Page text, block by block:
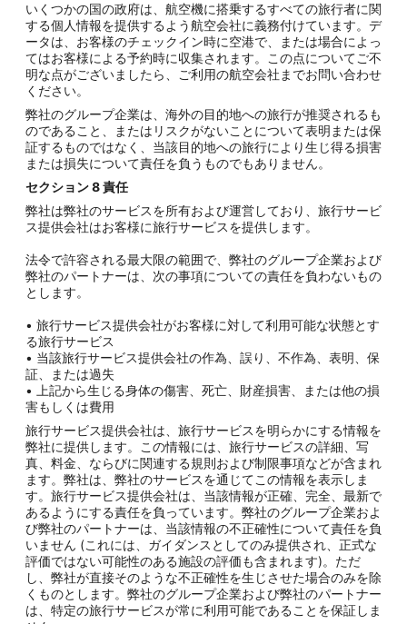
いくつかの国の政府は、航空機に搭乗するすべての旅行者に関
する個人情報を提供するよう航空会社に義務付けています。デ
ータは、お客様のチェックイン時に空港で、または場合によっ
てはお客様による予約時に収集されます。この点についてご不
明な点がございましたら、ご利用の航空会社までお問い合わせ
ください。
弊社のグループ企業は、海外の目的地への旅行が推奨されるも
のであること、またはリスクがないことについて表明または保
証するものではなく、当該目的地への旅行により生じ得る損害
または損失について責任を負うものでもありません。
セクション8責任
弊社は弊社のサービスを所有および運営しており、旅行サービ
ス提供会社はお客様に旅行サービスを提供します。
法令で許容される最大限の範囲で、弊社のグループ企業および
弊社のパートナーは、次の事項についての責任を負わないもの
とします。
• 旅行サービス提供会社がお客様に対して利用可能な状態とす
る旅行サービス
• 当該旅行サービス提供会社の作為、誤り、不作為、表明、保
証、または過失
• 上記から生じる身体の傷害、死亡、財産損害、または他の損
害もしくは費用
旅行サービス提供会社は、旅行サービスを明らかにする情報を
弊社に提供します。この情報には、旅行サービスの詳細、写
真、料金、ならびに関連する規則および制限事項などが含まれ
ます。弊社は、弊社のサービスを通じてこの情報を表示しま
す。旅行サービス提供会社は、当該情報が正確、完全、最新で
あるようにする責任を負っています。弊社のグループ企業およ
び弊社のパートナーは、当該情報の不正確性について責任を負
いません (これには、ガイダンスとしてのみ提供され、正式な
評価ではない可能性のある施設の評価も含まれます)。ただ
し、弊社が直接そのような不正確性を生じさせた場合のみを除
くものとします。弊社のグループ企業および弊社のパートナー
は、特定の旅行サービスが常に利用可能であることを保証しま